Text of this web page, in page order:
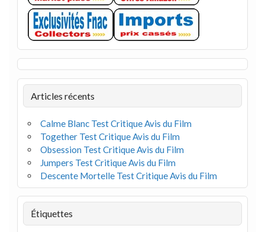
Articles récents
Calme Blanc Test Critique Avis du Film
Together Test Critique Avis du Film
Obsession Test Critique Avis du Film
Jumpers Test Critique Avis du Film
Descente Mortelle Test Critique Avis du Film
Étiquettes